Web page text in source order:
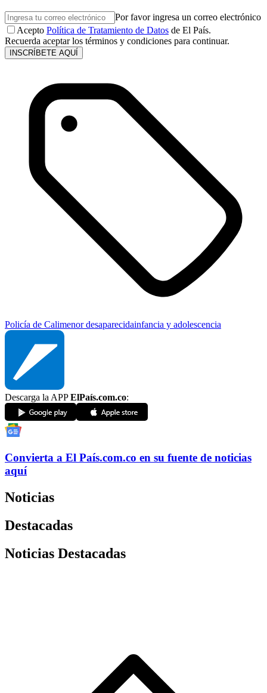
Por favor ingresa un correo electrónico
Acepto Política de Tratamiento de Datos de El País.
Recuerda aceptar los términos y condiciones para continuar.
INSCRÍBETE AQUÍ
Policía de Calimenor desaparecidainfancia y adolescencia
Descarga la APPElPaís.com.co:
Convierta a El País.com.co en su fuente de noticias
aquí
Noticias
Destacadas
Noticias Destacadas